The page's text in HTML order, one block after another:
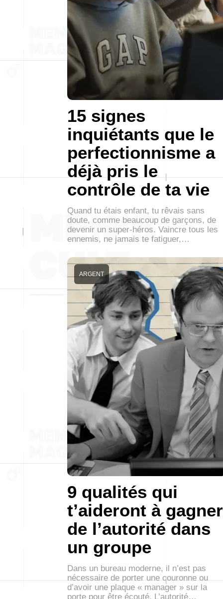
15 signes
inquiétants que le
perfectionnisme a
déjà pris le
contrôle de ta vie
Quand tu étais enfant, tu rêvais sans
doute, comme beaucoup de garçons, de
devenir un super-héros. Vaincre tous les
ennemis, ne jamais te fatiguer,…
9 qualités qui
t’aideront à gagner
de l’autorité dans
un groupe
ARGENT
Dans un bureau moderne, il n’est pas
nécessaire de porter une couronne ou
d’avoir une plaque « manager » sur la
porte pour être écouté. L’autorité…